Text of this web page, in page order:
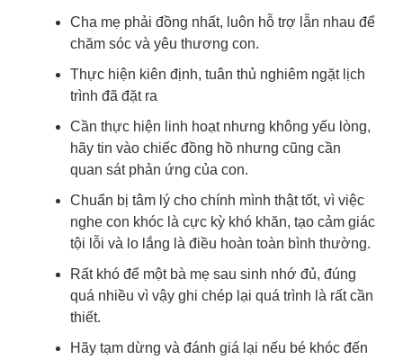
Cha mẹ phải đồng nhất, luôn hỗ trợ lẫn nhau để
chăm sóc và yêu thương con.
Thực hiện kiên định, tuân thủ nghiêm ngặt lịch
trình đã đặt ra
Cần thực hiện linh hoạt nhưng không yếu lòng,
hãy tin vào chiếc đồng hồ nhưng cũng cần
quan sát phản ứng của con.
Chuẩn bị tâm lý cho chính mình thật tốt, vì việc
nghe con khóc là cực kỳ khó khăn, tạo cảm giác
tội lỗi và lo lắng là điều hoàn toàn bình thường.
Rất khó để một bà mẹ sau sinh nhớ đủ, đúng
quá nhiều vì vậy ghi chép lại quá trình là rất cần
thiết.
Hãy tạm dừng và đánh giá lại nếu bé khóc đến